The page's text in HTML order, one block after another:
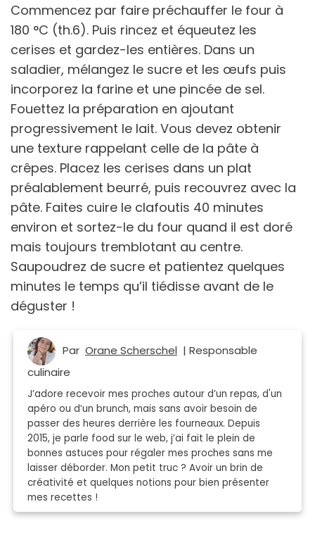
Commencez par faire préchauffer le four à
180 °C (th.6). Puis rincez et équeutez les
cerises et gardez-les entières. Dans un
saladier, mélangez le sucre et les œufs puis
incorporez la farine et une pincée de sel.
Fouettez la préparation en ajoutant
progressivement le lait. Vous devez obtenir
une texture rappelant celle de la pâte à
crêpes. Placez les cerises dans un plat
préalablement beurré, puis recouvrez avec la
pâte. Faites cuire le clafoutis 40 minutes
environ et sortez-le du four quand il est doré
mais toujours tremblotant au centre.
Saupoudrez de sucre et patientez quelques
minutes le temps qu’il tiédisse avant de le
déguster !
Par Orane Scherschel | Responsable
culinaire
J’adore recevoir mes proches autour d’un repas, d'un
apéro ou d’un brunch, mais sans avoir besoin de
passer des heures derrière les fourneaux. Depuis
2015, je parle food sur le web, j’ai fait le plein de
bonnes astuces pour régaler mes proches sans me
laisser déborder. Mon petit truc ? Avoir un brin de
créativité et quelques notions pour bien présenter
mes recettes !